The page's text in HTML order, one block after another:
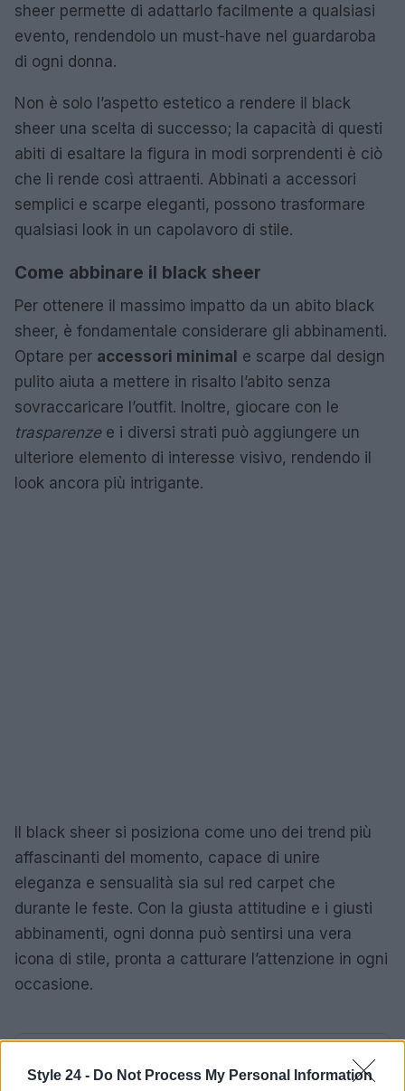
Style 24 - Do Not Process My Personal Information
sheer permette di adattarlo facilmente a qualsiasi
evento, rendendolo un must-have nel guardaroba
di ogni donna.
Non è solo l’aspetto estetico a rendere il black
sheer una scelta di successo; la capacità di questi
abiti di esaltare la figura in modi sorprendenti è ciò
che li rende così attraenti. Abbinati a accessori
semplici e scarpe eleganti, possono trasformare
qualsiasi look in un capolavoro di stile.
Come abbinare il black sheer
Per ottenere il massimo impatto da un abito black
sheer, è fondamentale considerare gli abbinamenti.
Optare per accessori minimal e scarpe dal design
pulito aiuta a mettere in risalto l’abito senza
sovraccaricare l’outfit. Inoltre, giocare con le
trasparenzee i diversi strati può aggiungere un
ulteriore elemento di interesse visivo, rendendo il
look ancora più intrigante.
Il black sheer si posiziona come uno dei trend più
affascinanti del momento, capace di unire
eleganza e sensualità sia sul red carpet che
durante le feste. Con la giusta attitudine e i giusti
abbinamenti, ogni donna può sentirsi una vera
icona di stile, pronta a catturare l’attenzione in ogni
occasione.
Staff